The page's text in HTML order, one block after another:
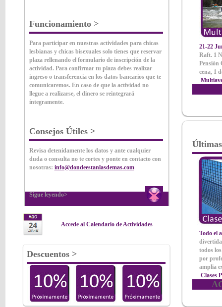
Funcionamiento >
Para participar en nuestras actividades para chicas
lesbianas y chicas bisexualessolo tienes que reservar
plaza rellenando el formulario de inscripción de la
actividad. Para confirmar tu plaza debes realizar
ingreso o transferencia en los datos bancarios que te
comunicaremos. En caso de que la actividad no
llegue a realizarse, el dinero se reintegrará
íntegramente.
Consejos Útiles >
Revisa detenidamente los datos y ante cualquier
duda o consulta no te cortes y ponte en contacto con
nosotras: info@dondeestanlasdemas.com
Sigue leyendo>
Accede al Calendario de Actividades
Descuentos>
21-22
Raft. 1
Pensión
cena, 1
Todo el
todos
por
amplia
Clases